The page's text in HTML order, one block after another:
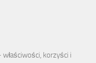
korzyści i